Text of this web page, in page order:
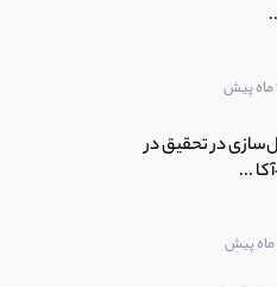
در تحقیق در